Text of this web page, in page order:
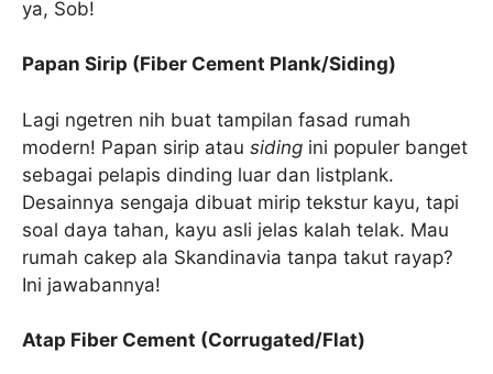
ya, Sob!
Papan Sirip (Fiber Cement Plank/Siding)
Lagi ngetren nih buat tampilan fasad rumah
modern! Papan sirip atau siding ini populer banget
sebagai pelapis dinding luar dan listplank.
Desainnya sengaja dibuat mirip tekstur kayu, tapi
soal daya tahan, kayu asli jelas kalah telak. Mau
rumah cakep ala Skandinavia tanpa takut rayap?
Ini jawabannya!
Atap Fiber Cement (Corrugated/Flat)